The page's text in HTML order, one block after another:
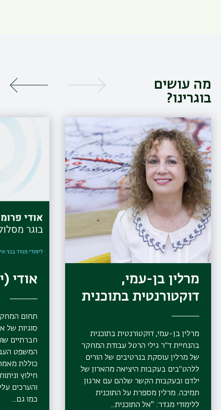
מה עושים
בוגרינו?
מרלין בן-עמי,
דוקטורנטית בתוכנית
מרלין בן-עמי, דוקטורנטית בתוכנית
בהנחיית ד״ר גילי הרטל עבודת המחקר
של מרלין עוסקת בנרטיבים של הורים
ללהט״בים בעקבות היציאה מהארון של
ילדם ובעקבות הקשר שלהם עם ארגון
תמיכה. מרלין מספרת על התוכנית
ללימודי מגדר: "אל התוכנית...
אודי
תחום
סוגיות של
חברתיים
המשפט
כוללת
חילוץ
והערכים
כמו גם...